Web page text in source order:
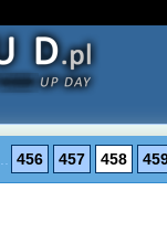
456 457 458